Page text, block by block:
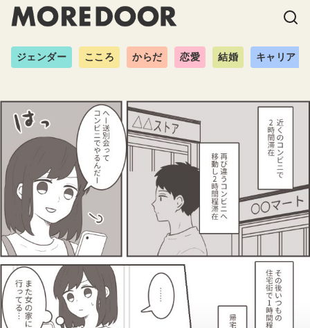
ジェンダー こころ からだ 恋愛 結婚 キャリア